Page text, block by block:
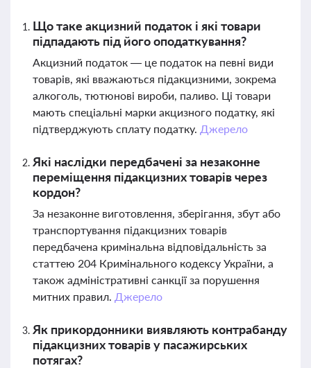
Що таке акцизний податок і які товари
підпадають під його оподаткування?
Акцизний податок — це податок на певні види
товарів, які вважаються підакцизними, зокрема
алкоголь, тютюнові вироби, паливо. Ці товари
мають спеціальні марки акцизного податку, які
підтверджують сплату податку. Джерело
Які наслідки передбачені за незаконне
переміщення підакцизних товарів через
кордон?
За незаконне виготовлення, зберігання, збут або
транспортування підакцизних товарів
передбачена кримінальна відповідальність за
статтею 204 Кримінального кодексу України, а
також адміністративні санкції за порушення
митних правил. Джерело
Як прикордонники виявляють контрабанду
підакцизних товарів у пасажирських
потягах?